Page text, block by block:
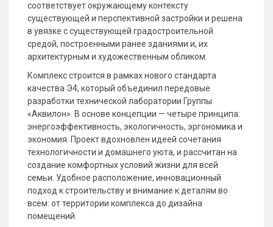
соответствует окружающему контексту
существующей и перспективной застройки и решена
в увязке с существующей градостроительной
средой, построенными ранее зданиями и, их
архитектурным и художественным обликом.
Комплекс строится в рамках нового стандарта
качества Э4, который объединил передовые
разработки технической лаборатории Группы
«Аквилон». В основе концепции — четыре принципа:
энергоэффективность, экологичность, эргономика и
экономия. Проект вдохновлен идеей сочетания
технологичности и домашнего уюта, и рассчитан на
создание комфортных условий жизни для всей
семьи. Удобное расположение, инновационный
подход к строительству и внимание к деталям во
всём: от территории комплекса до дизайна
помещений.